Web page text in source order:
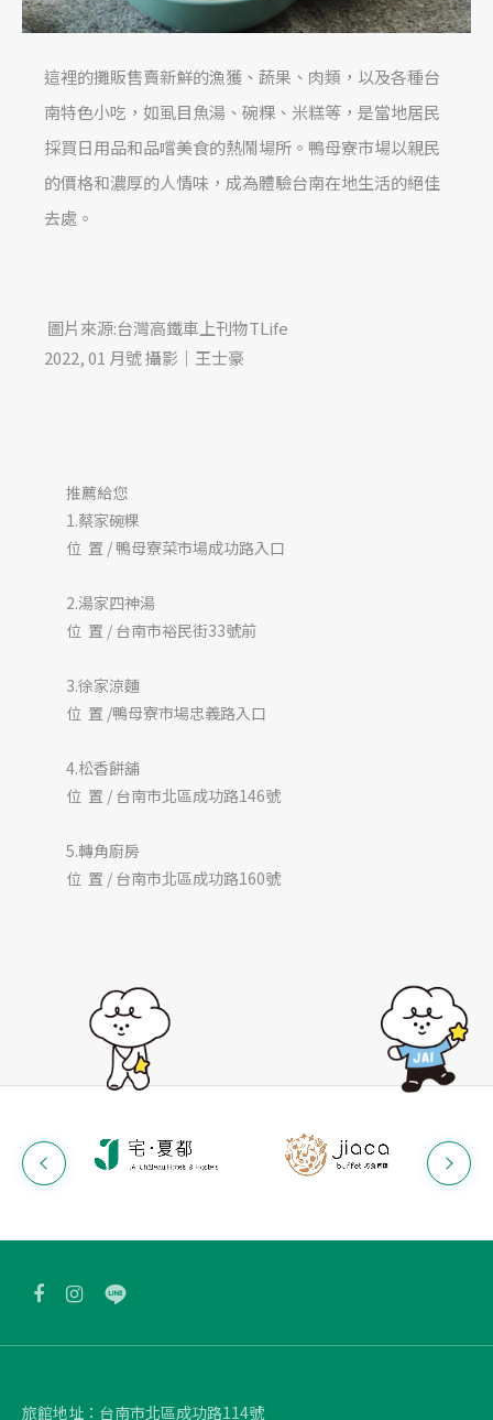
這裡的攤販售賣新鮮的漁獲、蔬果、肉類，以及各種台
南特色小吃，如虱目魚湯、碗粿、米糕等，是當地居民
採買日用品和品嚐美食的熱鬧場所。鴨母寮市場以親民
的價格和濃厚的人情味，成為體驗台南在地生活的絕佳
去處。
圖片來源:台灣高鐵車上刊物TLife
2022, 01 月號 攝影｜王士豪
推薦給您
1.蔡家碗粿
位 置 / 鴨母寮菜市場成功路入口
2.湯家四神湯
位 置 / 台南市裕民街33號前
3.徐家涼麵
位 置 /鴨母寮市場忠義路入口
4.松香餅舖
位 置 / 台南市北區成功路146號
5.轉角廚房
位 置 / 台南市北區成功路160號
旅館地址： 台南市北區成功路114號